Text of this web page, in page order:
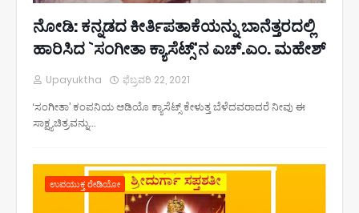
ನೋಡಿ: ಕನ್ನಡದ ಕೀರ್ತಿಪತಾಕೆಯನ್ನು ಬಾನೆತ್ತರದಲ್ಲಿ
ಹಾರಿಸಿದ `ಸಂಗೀತಾ ಕ್ಯಾಸೆಟ್ಸ್'ನ ಎಚ್.ಎಂ. ಮಹೇಶ್
Upayuktha ಫೆಬ್ರವರಿ 22, 2021
‘ಸಂಗೀತಾ’ ಕಂಪನಿಯ ಆಡಿಯೊ ಕ್ಯಾಸೆಟ್ಸ್ ಕೇಳುತ್ತ ಬೆಳೆದವರಾದರೆ ನೀವು ಈ
ಸಾಕ್ಷ್ಯಚಿತ್ರವನ್ನು…
ಉಪಯುಕ್ತ ರೇಡಿಯೋ